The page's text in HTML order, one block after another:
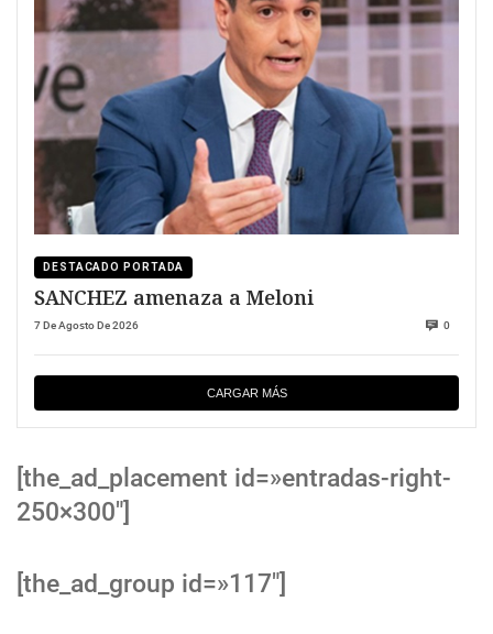
DESTACADO PORTADA
SANCHEZ amenaza a Meloni
7 De Agosto De 2026 0
CARGAR MÁS
[the_ad_placement id=»entradas-right-
250×300″]
[the_ad_group id=»117″]